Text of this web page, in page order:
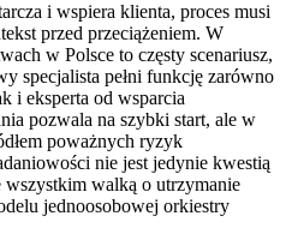
i wspiera klienta, proces musi
przed przeciążeniem. W
w Polsce to częsty scenariusz,
specjalista pełni funkcję zarówno
i eksperta od wsparcia
pozwala na szybki start, ale w
poważnych ryzyk
nie jest jedynie kwestią
wszystkim walką o utrzymanie
jednoosobowej orkiestry